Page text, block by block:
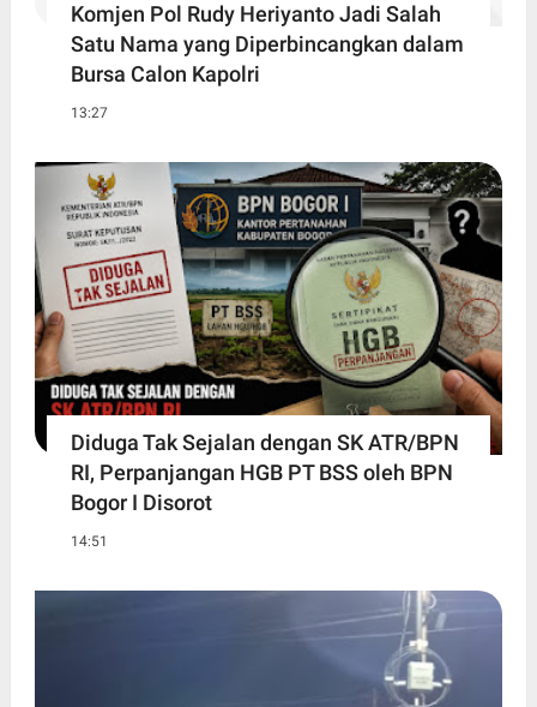
Komjen Pol Rudy Heriyanto Jadi Salah
Satu Nama yang Diperbincangkan dalam
Bursa Calon Kapolri
13:27
Diduga Tak Sejalan dengan SK ATR/BPN
RI, Perpanjangan HGB PT BSS oleh BPN
Bogor I Disorot
14:51